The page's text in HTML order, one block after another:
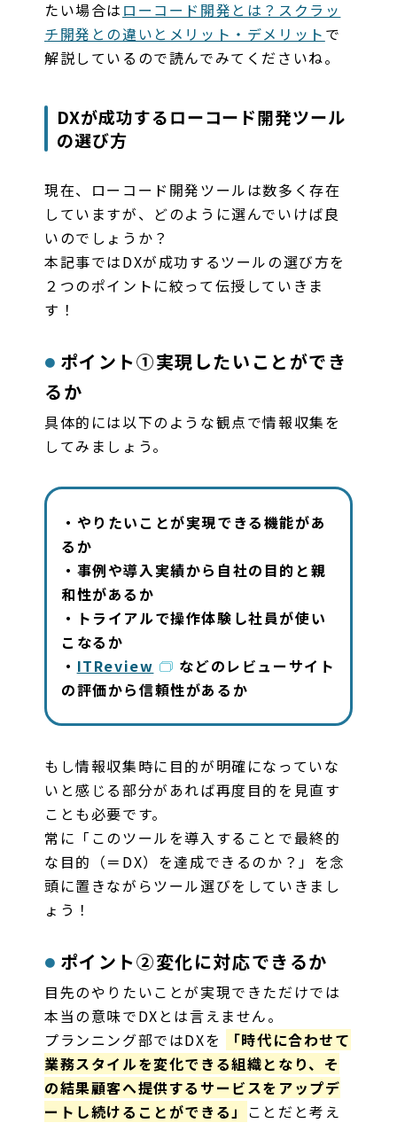
たい場合は ローコード開発とは？スクラッ
チ開発との違いとメリット・デメリット で
解説しているので読んでみてくださいね。
DXが成功するローコード開発ツール
の選び方
現在、ローコード開発ツールは数多く存在
していますが、どのように選んでいけば良
いのでしょうか？
本記事ではDXが成功するツールの選び方を
２つのポイントに絞って伝授していきま
す！
ポイント①実現したいことができ
るか
具体的には以下のような観点で情報収集を
してみましょう。
・やりたいことが実現できる機能があ
るか
・事例や導入実績から自社の目的と親
和性があるか
・トライアルで操作体験し社員が使い
こなるか
・ ITReview
などのレビューサイト
の評価から信頼性があるか
もし情報収集時に目的が明確になっていな
いと感じる部分があれば再度目的を見直す
ことも必要です。
常に「このツールを導入することで最終的
な目的（＝DX）を達成できるのか？」を念
頭に置きながらツール選びをしていきまし
ょう！
ポイント②変化に対応できるか
目先のやりたいことが実現できただけでは
本当の意味でDXとは言えません。
プランニング部ではDXを
「時代に合わせて
業務スタイルを変化できる組織となり、そ
の結果顧客へ提供するサービスをアップデ
ートし続けることができる」 ことだと考え